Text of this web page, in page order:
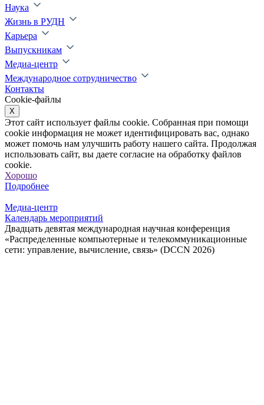
Наука
Жизнь в РУДН
Карьера
Выпускникам
Медиа-центр
Международное сотрудничество
Контакты
Cookie-файлы
X
Этот сайт использует файлы cookie. Собранная при помощи
cookie информация не может идентифицировать вас, однако
может помочь нам улучшить работу нашего сайта. Продолжая
использовать сайт, вы даете согласие на обработку файлов
cookie.
Хорошо
Подробнее
Медиа-центр
Календарь мероприятий
Двадцать девятая международная научная конференция
«Распределенные компьютерные и телекоммуникационные
сети: управление, вычисление, связь» (DCCN 2026)